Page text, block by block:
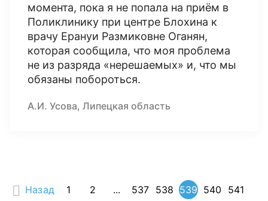
момента, пока я не попала на приём в
Поликлинику при центре Блохина к
врачу Ерануи Размиковне Оганян,
которая сообщила, что моя проблема
не из разряда «нерешаемых» и, что мы
обязаны побороться.
А.И. Усова, Липецкая область
Назад 1 2 ... 537 538 539 540
541